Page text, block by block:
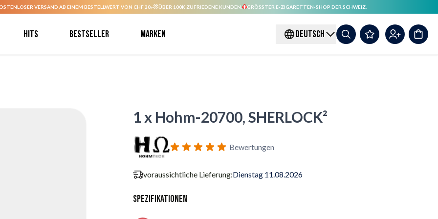
VERSAND AB EINEM BESTELLWERT VON CHF 20.- ÜBER 100K ZUFRIEDENE KUNDEN. GRÖSSTER E-ZIGARETTEN-SHOP DER SCHWEIZ.
Hits Bestseller Marken DEUTSCH
1 x Hohm-20700, SHERLOCK²
Bewertungen
voraussichtliche Lieferung:Dienstag 11.08.2026
Spezifikationen